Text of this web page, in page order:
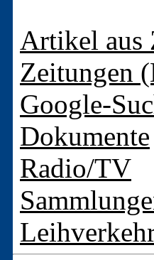
Artikel aus
Zeitungen
Google-
Dokumente
Radio/TV